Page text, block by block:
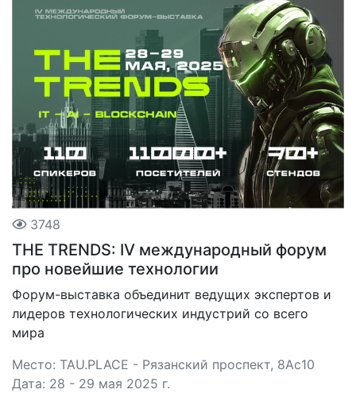
3748
THE TRENDS: IV международный форум
про новейшие технологии
Форум-выставка объединит ведущих экспертов и
лидеров технологических индустрий со всего
мира
Место: TAU.PLACE - Рязанский проспект, 8Ас10
Дата: 28 - 29 мая 2025 г.